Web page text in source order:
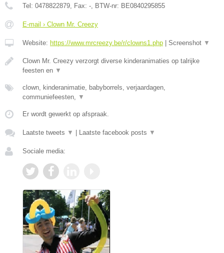
Tel: 0478822879, Fax: -, BTW-nr: BE0840295855
E-mail › Clown Mr. Creezy
Website: https://www.mrcreezy.be/r/clowns1.php Screenshot ▼
Clown Mr. Creezy verzorgt diverse kinderanimaties op talrijke
feesten en ▼
clown, kinderanimatie, babyborrels, verjaardagen,
communiefeesten, ▼
Er wordt gewerkt op afspraak.
Laatste tweets ▼ Laatste facebook posts ▼
Sociale media: